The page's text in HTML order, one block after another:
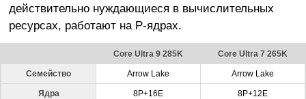
действительно нуждающиеся в вычислительных
ресурсах, работают на P-ядрах.
Core Ultra 9 285K Core Ultra 7 265K
Семейство Arrow Lake Arrow Lake
Ядра 8P+16E 8P+12E